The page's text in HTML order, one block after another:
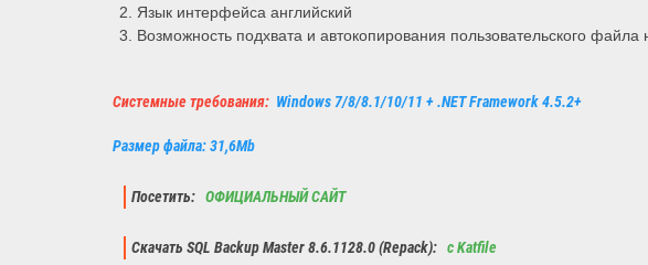
Язык интерфейса английский
Возможность подхвата и автокопирования пользовательского
Системные требования: Windows 7/8/8.1/10/11 + .NET Framework 4.5.2+
Размер файла: 31,6Mb
Посетить: ОФИЦИАЛЬНЫЙ САЙТ
Скачать SQL Backup Master 8.6.1128.0 (Repack): с Katfile